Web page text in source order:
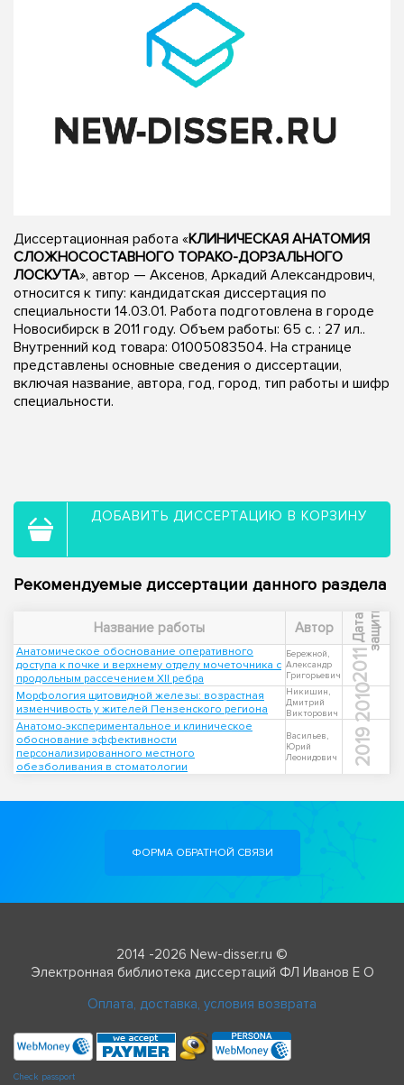
Диссертационная работа «КЛИНИЧЕСКАЯ АНАТОМИЯ
СЛОЖНОСОСТАВНОГО ТОРАКО-ДОРЗАЛЬНОГО
ЛОСКУТА», автор — Аксенов, Аркадий Александрович,
относится к типу: кандидатская диссертация по
специальности 14.03.01. Работа подготовлена в городе
Новосибирск в 2011 году. Объем работы: 65 с. : 27 ил..
Внутренний код товара: 01005083504. На странице
представлены основные сведения о диссертации,
включая название, автора, год, город, тип работы и шифр
специальности.
ДОБАВИТЬ ДИССЕРТАЦИЮ В КОРЗИНУ
Рекомендуемые диссертации данного раздела
Название работы Автор Д
а
т
а
з
а
щ
и
т ы
Анатомическое обоснование оперативного
доступа к почке и верхнему отделу мочеточника с
продольным рассечением XII ребра
Бережной,
Александр
Григорьевич
2011
Морфология щитовидной железы: возрастная
изменчивость у жителей Пензенского региона
Никишин,
Дмитрий
Викторович
2010
Анатомо-экспериментальное и клиническое
обоснование эффективности
персонализированного местного
обезболивания в стоматологии
Васильев,
Юрий
Леонидович
2019
ФОРМА ОБРАТНОЙ СВЯЗИ
2014 -2026 New-disser.ru ©
Электронная библиотека диссертаций ФЛ Иванов Е О
Оплата, доставка, условия возврата
Check passport